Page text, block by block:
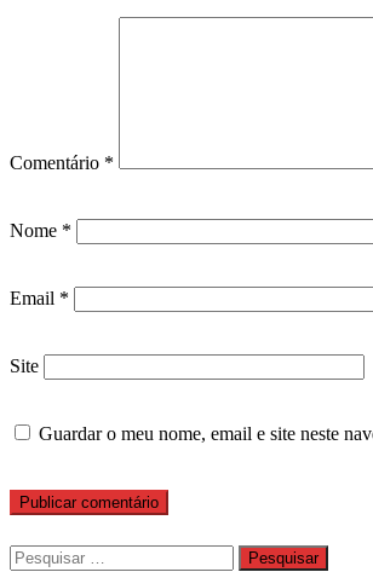
Comentário *
Nome *
Email *
Site
Guardar o meu nome, email e site neste
Pesquisar